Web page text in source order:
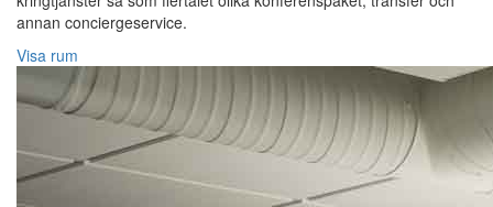
annan conciergeservice.
Visa rum